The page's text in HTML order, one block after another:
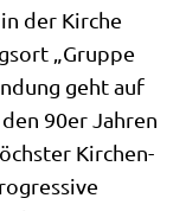
in der Kir­che
„Grup­pe
geht auf
90er Jah­ren
Kir­chen­